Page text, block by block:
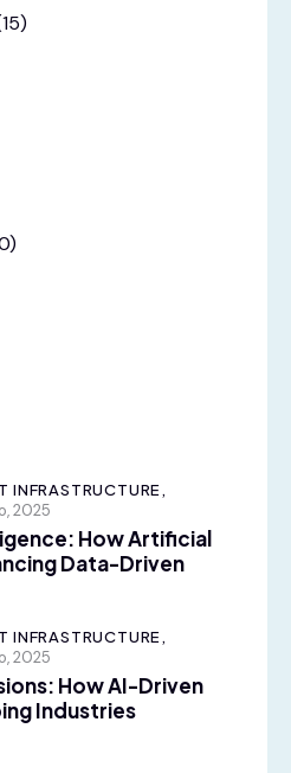
INFRASTRUCTURE,
2025
How Artificial
Data-Driven
INFRASTRUCTURE,
2025
How AI-Driven
Industries